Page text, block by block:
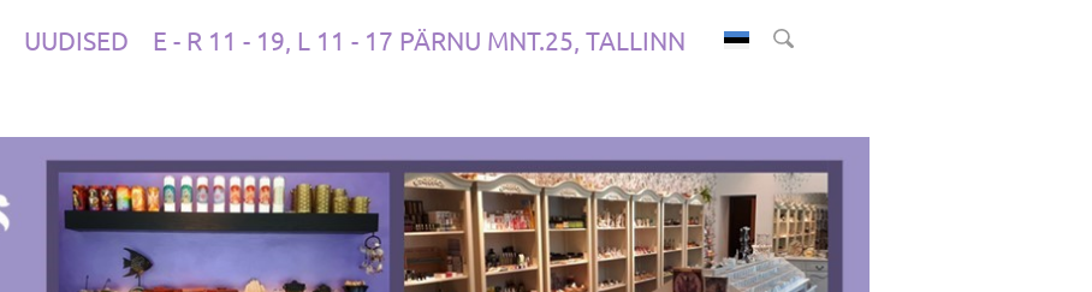
UUDISED E - R 11 - 19, L 11 - 17 PÄRNU MNT.25, TALLINN